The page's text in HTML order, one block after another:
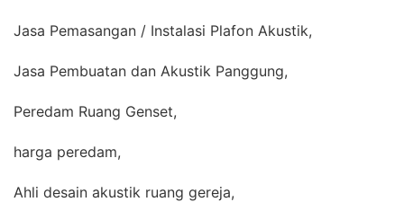
Jasa Pemasangan / Instalasi Plafon Akustik,
Jasa Pembuatan dan Akustik Panggung,
Peredam Ruang Genset,
harga peredam,
Ahli desain akustik ruang gereja,